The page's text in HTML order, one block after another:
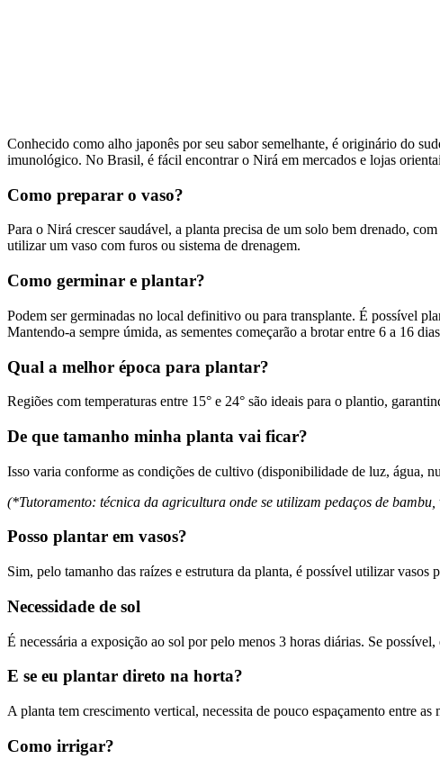
Conhecido como alho japonês por seu sabor semelhante, é originário do
imunológico. No Brasil, é fácil encontrar o Nirá em mercados e lojas
Como preparar o vaso?
Para o Nirá crescer saudável, a planta precisa de um solo bem drenado,
utilizar um vaso com furos ou sistema de drenagem.
Como germinar e plantar?
Podem ser germinadas no local definitivo ou para transplante. É possível
Mantendo-a sempre úmida, as sementes começarão a brotar entre 6 a 16
Qual a melhor época para plantar?
Regiões com temperaturas entre 15° e 24° são ideais para o plantio,
De que tamanho minha planta vai ficar?
Isso varia conforme as condições de cultivo (disponibilidade de luz, água,
(*Tutoramento: técnica da agricultura onde se utilizam pedaços de
Posso plantar em vasos?
Sim, pelo tamanho das raízes e estrutura da planta, é possível utilizar vasos
Necessidade de sol
É necessária a exposição ao sol por pelo menos 3 horas diárias. Se
E se eu plantar direto na horta?
A planta tem crescimento vertical, necessita de pouco espaçamento entre as
Como irrigar?